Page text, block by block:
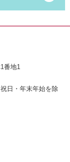
番地1
日・年末年始を除